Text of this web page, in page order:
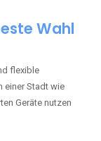
Wahl
flexible
einer Stadt wie
Geräte nutzen